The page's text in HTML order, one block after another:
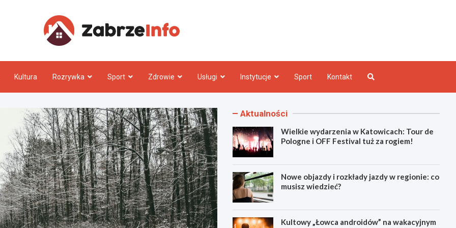
Kultura Rozrywka Sport Zdrowie Usługi Instytucje Sport Kontakt
Aktualności
Wielkie wydarzenia w Katowicach: Tour de
Pologne i OFF Festival tuż za rogiem!
Nowe objazdy i rozkłady jazdy w regionie: co
musisz wiedzieć?
Kultowy „Łowca androidów” na wakacyjnym